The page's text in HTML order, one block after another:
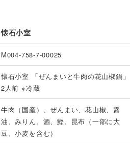
懐石小室
M004-758-7-00025
懐石小室 「ぜんまいと牛肉の花山椒鍋」
2人前 ※冷蔵
牛肉（国産）、ぜんまい、花山椒、醤
油、みりん、酒、鰹、昆布（一部に大
豆、小麦を含む）